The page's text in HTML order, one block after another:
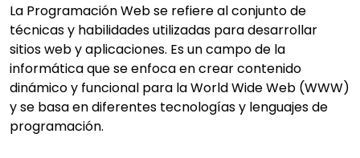
La Programación Web se refiere al conjunto de
técnicas y habilidades utilizadas paradesarrollar
sitios weby aplicaciones. Es un campo de la
informática que se enfoca en crear contenido
dinámico y funcional para la World Wide Web (WWW)
y se basa en diferentes tecnologías y lenguajes de
programación.